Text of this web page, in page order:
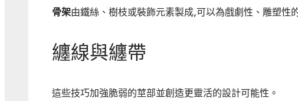
骨架由鐵絲、樹枝或裝飾元素製成,可以為戲劇性、雕塑性
纏線與纏帶
這些技巧加強脆弱的莖部並創造更靈活的設計可能性。